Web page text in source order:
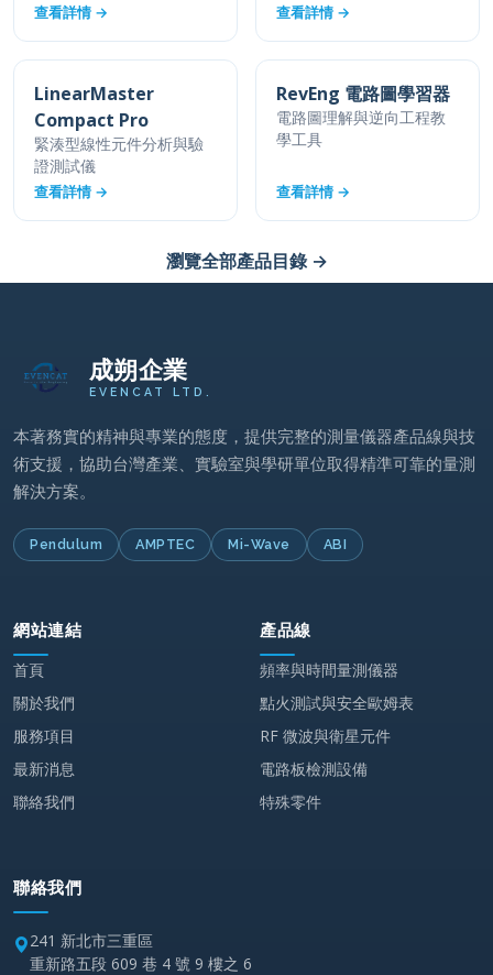
Compact Pro
緊湊型線性元件分析與驗
證測試儀
查看詳情 →
電路圖理解與逆向工程教
學工具
EVENCAT LTD.
術支援，協助台灣產業、實驗室與學研單位取得精準可靠的量測
解決方案。
首頁
關於我們
服務項目
最新消息
聯絡我們
頻率與時間量測儀器
點火測試與安全歐姆表
RF 微波與衛星元件
電路板檢測設備
特殊零件
241 新北市三重區
重新路五段 609 巷 4 號 9 樓之 6